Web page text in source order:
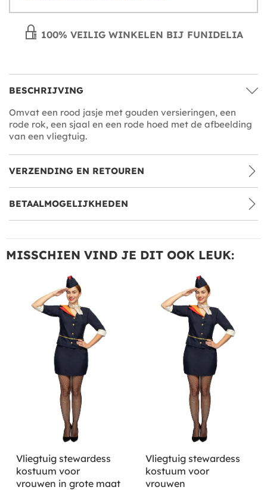
100% VEILIG WINKELEN BIJ FUNIDELIA
BESCHRIJVING
Omvat een rood jasje met gouden versieringen, een
rode rok, een sjaal en een rode hoed met de afbeelding
van een vliegtuig.
VERZENDING EN RETOUREN
BETAALMOGELIJKHEDEN
MISSCHIEN VIND JE DIT OOK LEUK:
Vliegtuig stewardess
kostuum voor
vrouwen in grote maat
Vliegtuig stewardess
kostuum voor
vrouwen